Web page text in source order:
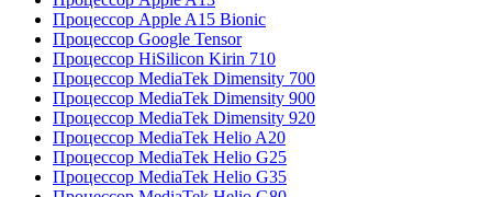
Процессор Apple A15 Bionic
Процессор Google Tensor
Процессор HiSilicon Kirin 710
Процессор MediaTek Dimensity 700
Процессор MediaTek Dimensity 900
Процессор MediaTek Dimensity 920
Процессор MediaTek Helio A20
Процессор MediaTek Helio G25
Процессор MediaTek Helio G35